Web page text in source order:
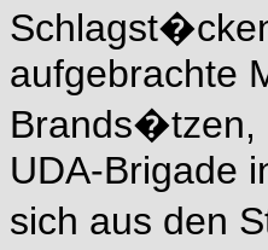
aufgebrachte
Brands�tzen,
UDA-Brigade
sich aus den